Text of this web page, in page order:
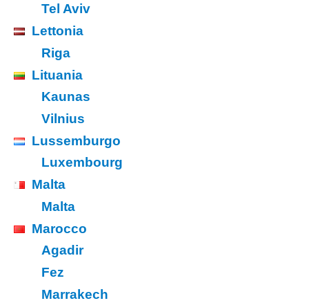
Tel Aviv
Lettonia
Riga
Lituania
Kaunas
Vilnius
Lussemburgo
Luxembourg
Malta
Malta
Marocco
Agadir
Fez
Marrakech